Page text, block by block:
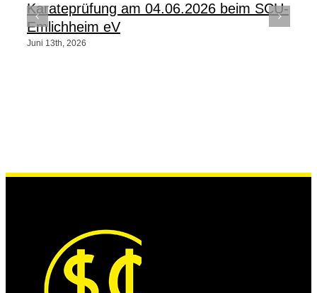
Karateprüfung am 04.06.2026 beim SCU-
Emlichheim eV
Juni 13th, 2026